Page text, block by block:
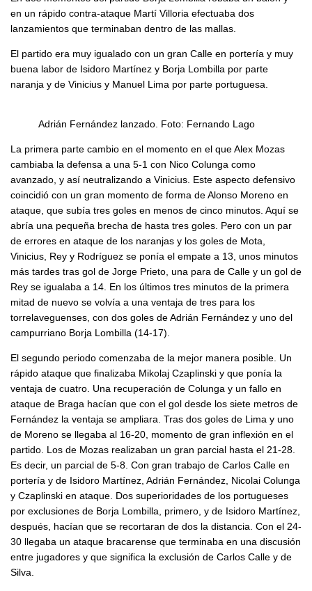
en un rápido contra-ataque Martí Villoria efectuaba dos
lanzamientos que terminaban dentro de las mallas.
El partido era muy igualado con un gran Calle en portería y muy
buena labor de Isidoro Martínez y Borja Lombilla por parte
naranja y de Vinicius y Manuel Lima por parte portuguesa.
Adrián Fernández lanzado. Foto: Fernando Lago
La primera parte cambio en el momento en el que Alex Mozas
cambiaba la defensa a una 5-1 con Nico Colunga como
avanzado, y así neutralizando a Vinicius. Este aspecto defensivo
coincidió con un gran momento de forma de Alonso Moreno en
ataque, que subía tres goles en menos de cinco minutos. Aquí se
abría una pequeña brecha de hasta tres goles. Pero con un par
de errores en ataque de los naranjas y los goles de Mota,
Vinicius, Rey y Rodríguez se ponía el empate a 13, unos minutos
más tardes tras gol de Jorge Prieto, una para de Calle y un gol de
Rey se igualaba a 14. En los últimos tres minutos de la primera
mitad de nuevo se volvía a una ventaja de tres para los
torrelaveguenses, con dos goles de Adrián Fernández y uno del
campurriano Borja Lombilla (14-17).
El segundo periodo comenzaba de la mejor manera posible. Un
rápido ataque que finalizaba Mikolaj Czaplinski y que ponía la
ventaja de cuatro. Una recuperación de Colunga y un fallo en
ataque de Braga hacían que con el gol desde los siete metros de
Fernández la ventaja se ampliara. Tras dos goles de Lima y uno
de Moreno se llegaba al 16-20, momento de gran inflexión en el
partido. Los de Mozas realizaban un gran parcial hasta el 21-28.
Es decir, un parcial de 5-8. Con gran trabajo de Carlos Calle en
portería y de Isidoro Martínez, Adrián Fernández, Nicolai Colunga
y Czaplinski en ataque. Dos superioridades de los portugueses
por exclusiones de Borja Lombilla, primero, y de Isidoro Martínez,
después, hacían que se recortaran de dos la distancia. Con el 24-
30 llegaba un ataque bracarense que terminaba en una discusión
entre jugadores y que significa la exclusión de Carlos Calle y de
Silva.